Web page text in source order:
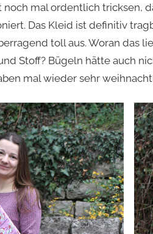
noch mal ordentlich tricksen,
Das Kleid ist definitiv
toll aus. Woran das
Stoff? Bügeln hätte auch
mal wieder sehr